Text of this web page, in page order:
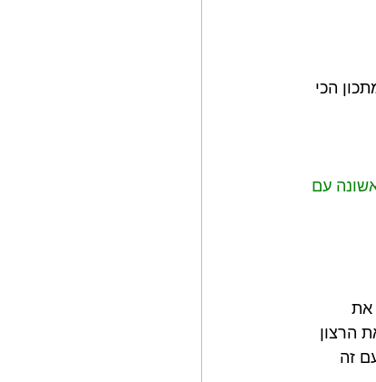
למתאמנים 24/7? זה המתכון הכי
עם
את
הרצון
זה